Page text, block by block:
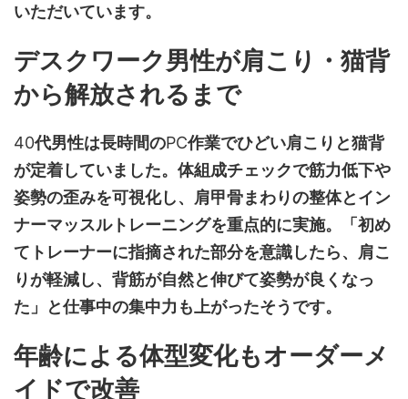
いただいています。
デスクワーク男性が肩こり・猫背
から解放されるまで
40代男性は長時間のPC作業でひどい肩こりと猫背
が定着していました。体組成チェックで筋力低下や
姿勢の歪みを可視化し、肩甲骨まわりの整体とイン
ナーマッスルトレーニングを重点的に実施。「初め
てトレーナーに指摘された部分を意識したら、肩こ
りが軽減し、背筋が自然と伸びて姿勢が良くなっ
た」と仕事中の集中力も上がったそうです。
年齢による体型変化もオーダーメ
イドで改善